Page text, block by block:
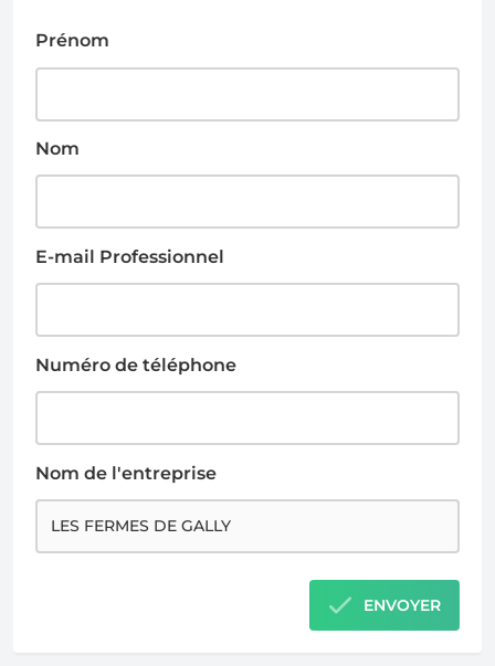
Prénom
Nom
E-mail Professionnel
Numéro de téléphone
Nom de l'entreprise
ENVOYER